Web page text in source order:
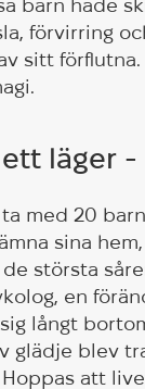
barn hade
förvirring
sitt
läger
med 20
sina
största
en
långt
glädje blev
att